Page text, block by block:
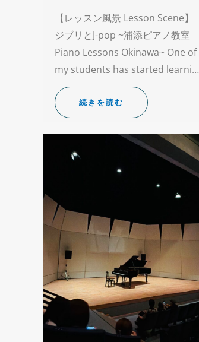
【レッスン風景 Lesson Scene】
ジブリとJ-pop ~浦添ピアノ教室
Piano Lessons Okinawa~ One of
my students has started learni…
続きを読む